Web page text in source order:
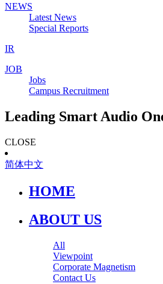
NEWS
Latest News
Special Reports
IR
JOB
Jobs
Campus Recruitment
Leading Smart Audio
CLOSE
简体中文
HOME
ABOUT US
All
Viewpoint
Corporate Magnetism
Contact Us